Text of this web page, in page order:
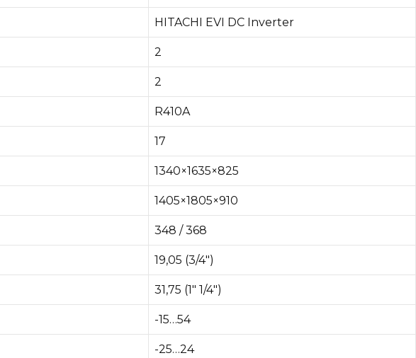
HITACHI EVI DC Inverter
2
2
R410A
17
1340×1635×825
1405×1805×910
348 / 368
19,05 (3/4″)
31,75 (1″ 1/4″)
-15…54
-25…24